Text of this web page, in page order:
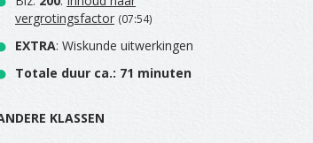
vergrotingsfactor (07:54)
EXTRA: Wiskunde uitwerkingen
Totale duur ca.: 71 minuten
KLASSEN